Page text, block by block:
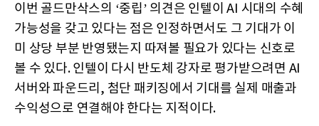
이번 골드만삭스의 ‘중립’ 의견은 인텔이 AI 시대의 수혜
가능성을 갖고 있다는 점은 인정하면서도 그 기대가 이
미 상당 부분 반영됐는지 따져볼 필요가 있다는 신호로
볼 수 있다. 인텔이 다시 반도체 강자로 평가받으려면 AI
서버와 파운드리, 첨단 패키징에서 기대를 실제 매출과
수익성으로 연결해야 한다는 지적이다.